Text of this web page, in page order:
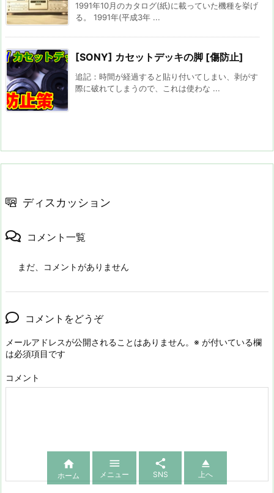
1991年10月のカタログ(紙)に載っていた機種を挙げ
る。 1991年(平成3年 ...
[SONY] カセットデッキの脚 [傷防止]
追記：時間が経過すると貼り付いてしまい、剥がす
際に破れてしまうので、これは使わな ...
ディスカッション
コメント一覧
まだ、コメントがありません
コメントをどうぞ
メールアドレスが公開されることはありません。 ※ が付いている欄
は必須項目です
コメント

ホーム

メニュー

SNS

上へ